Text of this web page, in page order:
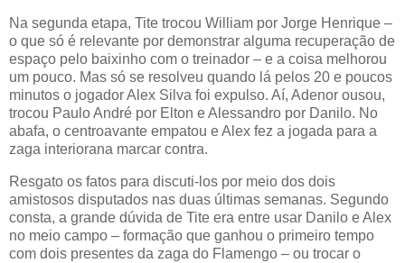
Na segunda etapa, Tite trocou William por Jorge Henrique –
o que só é relevante por demonstrar alguma recuperação de
espaço pelo baixinho com o treinador – e a coisa melhorou
um pouco. Mas só se resolveu quando lá pelos 20 e poucos
minutos o jogador Alex Silva foi expulso. Aí, Adenor ousou,
trocou Paulo André por Elton e Alessandro por Danilo. No
abafa, o centroavante empatou e Alex fez a jogada para a
zaga interiorana marcar contra.
Resgato os fatos para discuti-los por meio dos dois
amistosos disputados nas duas últimas semanas. Segundo
consta, a grande dúvida de Tite era entre usar Danilo e Alex
no meio campo – formação que ganhou o primeiro tempo
com dois presentes da zaga do Flamengo – ou trocar o